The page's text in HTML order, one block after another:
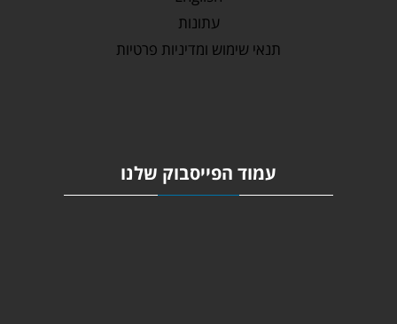
עתונות
תנאי שימוש ומדיניות פרטיות
עמוד הפייסבוק שלנו